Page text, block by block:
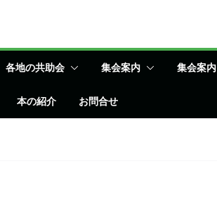
各地の共助会 集会案内 集会案内
本の紹介 お問合せ